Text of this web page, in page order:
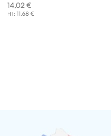
14,02 €
11,68 €